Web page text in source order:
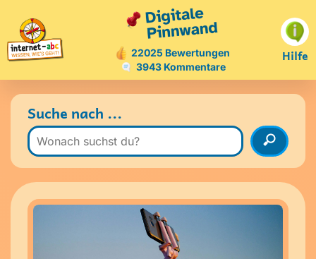
22025 Bewertungen
3943 Kommentare
Hilfe
Suche nach ...